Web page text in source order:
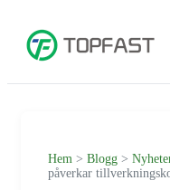
Hem > Blogg >
påverkar